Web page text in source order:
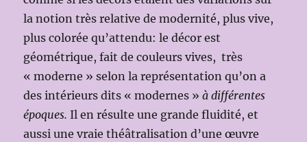
la notion très relative de modernité, plus vive,
plus colorée qu’attendu: le décor est
géométrique, fait de couleurs vives, très
« moderne » selon la représentation qu’on a
des intérieurs dits « modernes » à différentes
époques.Il en résulte une grande fluidité, et
aussi une vraie théâtralisation d’une œuvre